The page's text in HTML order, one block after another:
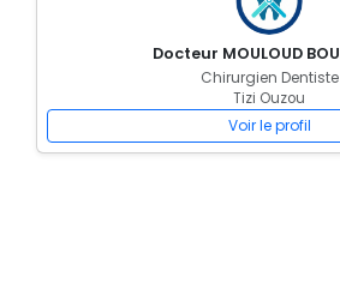
Docteur MOULOUD
Chirurgien Dentiste
Tizi Ouzou
Voir le profil